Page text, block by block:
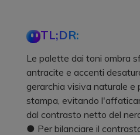
TL;DR:
Le palette dai toni ombra
antracite e accenti
gerarchia visiva naturale e
stampa, evitando
dal contrasto netto del
● Per bilanciare il